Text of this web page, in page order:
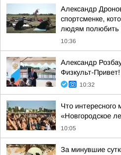
Александр
спортсменке,
людям полюбить
10:36
Александр
Физкульт-Привет!
10:32
Что интересного
«Новгородское
10:05
За минувшие